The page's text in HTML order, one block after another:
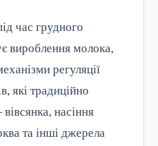
час грудного
вироблення молока,
регуляції
які традиційно
насіння
та інші джерела